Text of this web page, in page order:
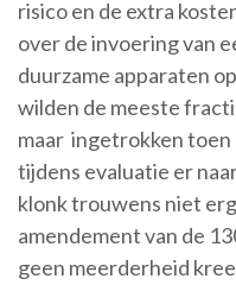
risico en de extra
over de invoering van
duurzame apparaten
wilden de meeste
maar ingetrokken
tijdens evaluatie er
klonk trouwens niet
amendement van de
geen meerderheid